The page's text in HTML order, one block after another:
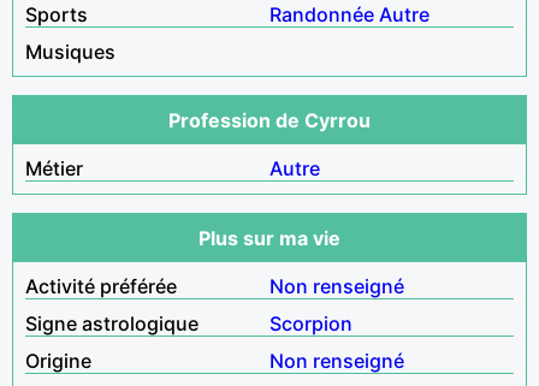
Sports
Randonnée Autre
Musiques
Profession de Cyrrou
Métier
Autre
Plus sur ma vie
Activité préférée
Non renseigné
Signe astrologique
Scorpion
Origine
Non renseigné